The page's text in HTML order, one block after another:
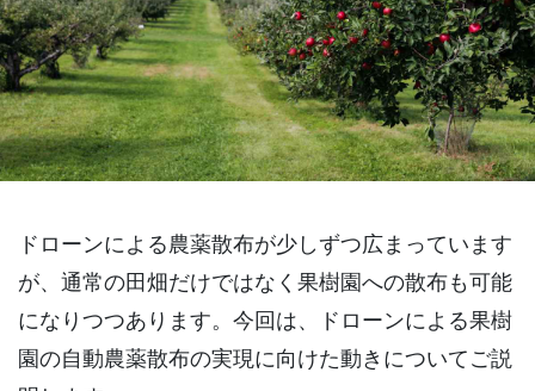
ドローンによる農薬散布が少しずつ広まっています
が、通常の田畑だけではなく果樹園への散布も可能
になりつつあります。今回は、ドローンによる果樹
園の自動農薬散布の実現に向けた動きについてご説